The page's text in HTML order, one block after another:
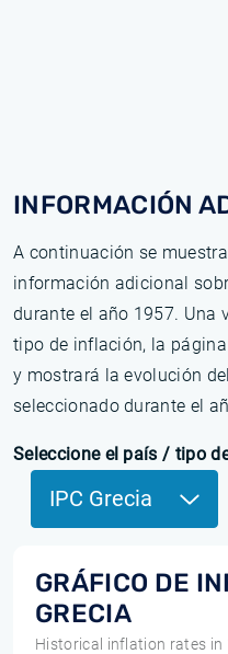
INFORMACIÓN
A continuación se
información adicional
durante el año 1957. Una
tipo de inflación, la
y mostrará la evolución
seleccionado durante el
Seleccione el país / tipo
IPC Grecia
GRÁFICO DE
GRECIA
Historical inflation rates in